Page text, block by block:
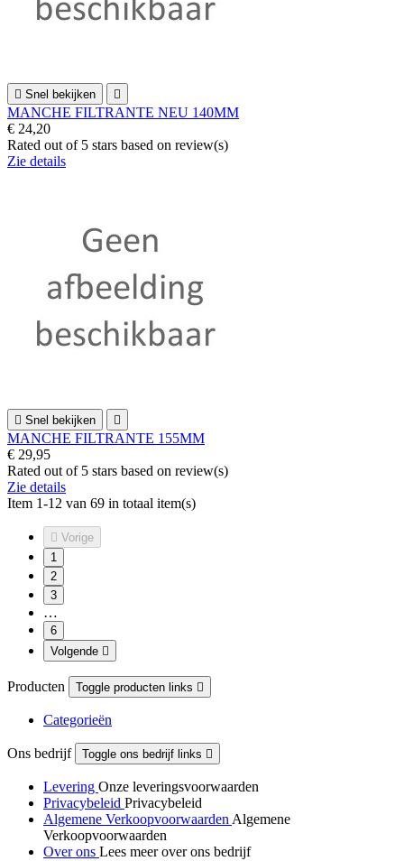
 Snel bekijken 
MANCHE FILTRANTE NEU 140MM
€ 24,20
Rated out of 5 stars based on review(s)
Zie details
 Snel bekijken 
MANCHE FILTRANTE 155MM
€ 29,95
Rated out of 5 stars based on review(s)
Zie details
Item 1-12 van 69 in totaal item(s)
 Vorige
1
2
3
…
6
Volgende 
Producten Toggle producten links 
Categorieën
Ons bedrijf Toggle ons bedrijf links 
Levering Onze leveringsvoorwaarden
Privacybeleid Privacybeleid
Algemene Verkoopvoorwaarden Algemene
Verkoopvoorwaarden
Over ons Lees meer over ons bedrijf